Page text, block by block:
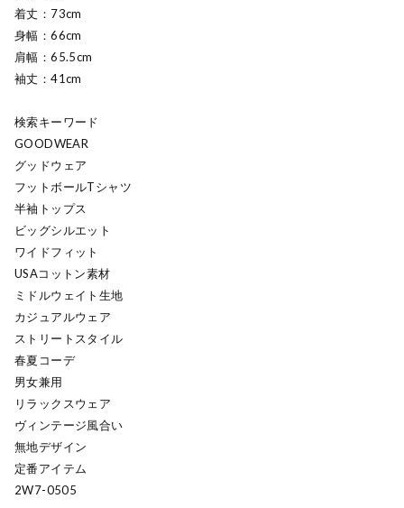
着丈：73cm
身幅：66cm
肩幅：65.5cm
袖丈：41cm
検索キーワード
GOODWEAR
グッドウェア
フットボールTシャツ
半袖トップス
ビッグシルエット
ワイドフィット
USAコットン素材
ミドルウェイト生地
カジュアルウェア
ストリートスタイル
春夏コーデ
男女兼用
リラックスウェア
ヴィンテージ風合い
無地デザイン
定番アイテム
2W7-0505